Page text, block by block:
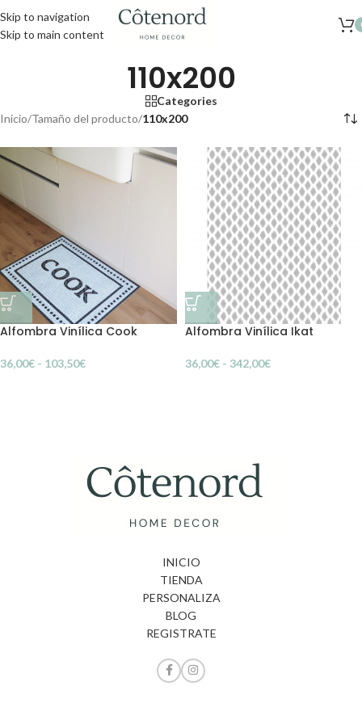
Skip to navigation
Skip to main content
110x200
Categories
Inicio/Tamaño del producto/110x200
Alfombra Vinílica Cook
36,00€ - 103,50€
Alfombra Vinílica Ikat
36,00€ - 342,00€
INICIO
TIENDA
PERSONALIZA
BLOG
REGISTRATE